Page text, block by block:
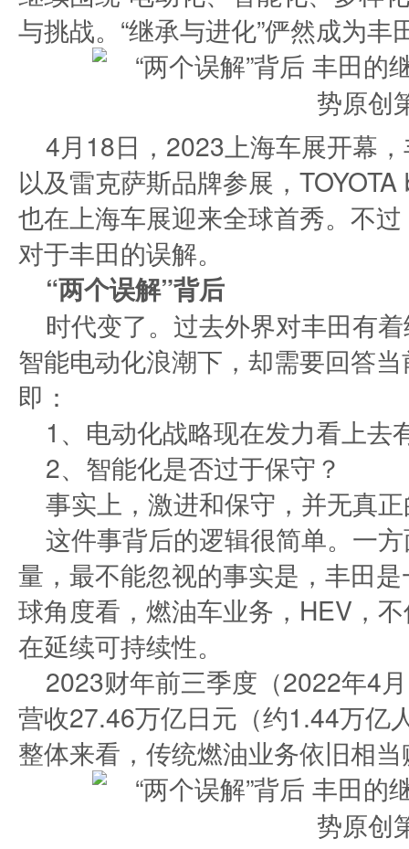
与挑战。“继承与进化”俨然成为丰
4月18日，2023上海车展开幕
以及雷克萨斯品牌参展，
也在上海车展迎来全球首秀。不
对于丰田的误解。
“两个误解”背后
时代变了。过去外界对丰田有
智能电动化浪潮下，却需要回答
即：
1、电动化战略现在发力看上去
2、智能化是否过于保守？
事实上，激进和保守，并无真
这件事背后的逻辑很简单。一
量，最不能忽视的事实是，丰田
球角度看，燃油车业务，HEV，
在延续可持续性。
2023财年前三季度（2022年4
营收27.46万亿日元（约1.44万亿
整体来看，传统燃油业务依旧相